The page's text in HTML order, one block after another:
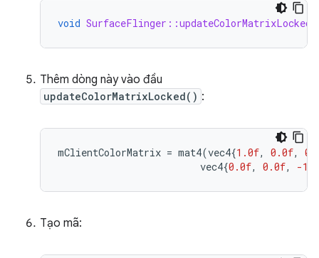
void SurfaceFlinger::updateColorMatrixLocked
Thêm dòng này vào đầu
updateColorMatrixLocked() :
mClientColorMatrix = mat4(vec4{1.0f, 0.0f,
vec4{0.0f, 0.0f, -
Tạo mã: